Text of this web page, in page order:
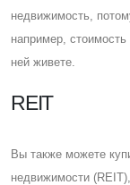
недвижимость,
например,
ней живете.
REIT
Вы также можете
недвижимости